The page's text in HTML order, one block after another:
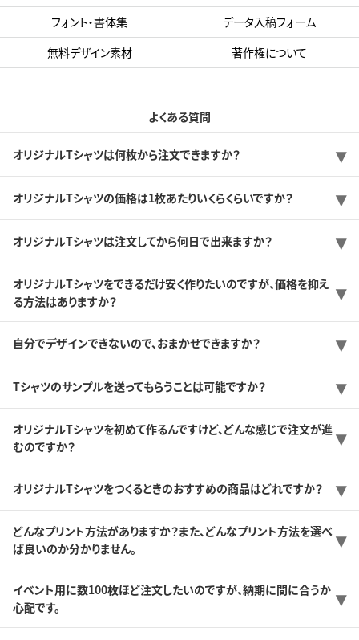
フォント・書体集
データ入稿フォーム
無料デザイン素材
著作権について
よくある質問
オリジナルTシャツは何枚から注文できますか？
オリジナルTシャツの価格は1枚あたりいくらくらいですか？
オリジナルTシャツは注文してから何日で出来ますか？
オリジナルTシャツをできるだけ安く作りたいのですが、価格を抑え
る方法はありますか？
自分でデザインできないので、おまかせできますか？
Tシャツのサンプルを送ってもらうことは可能ですか？
オリジナルTシャツを初めて作るんですけど、どんな感じで注文が進
むのですか？
オリジナルTシャツをつくるときのおすすめの商品はどれですか？
どんなプリント方法がありますか？また、どんなプリント方法を選べ
ば良いのか分かりません。
イベント用に数100枚ほど注文したいのですが、納期に間に合うか
心配です。